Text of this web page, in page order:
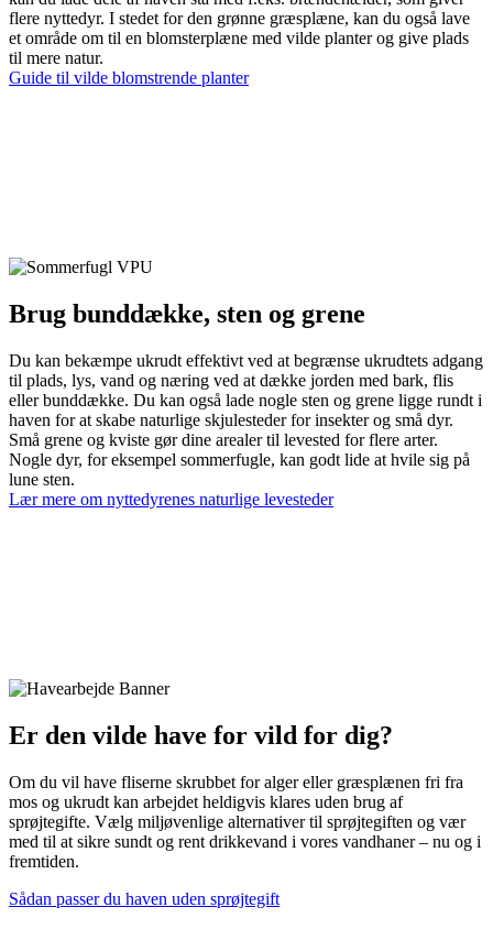
flere nyttedyr. I stedet for den grønne græsplæne, kan du også lave
et område om til en blomsterplæne med vilde planter og give plads
til mere natur.
Guide til vilde blomstrende planter
Brug bunddække, sten og grene
Du kan bekæmpe ukrudt effektivt ved at begrænse ukrudtets adgang
til plads, lys, vand og næring ved at dække jorden med bark, flis
eller bunddække. Du kan også lade nogle sten og grene ligge rundt i
haven for at skabe naturlige skjulesteder for insekter og små dyr.
Små grene og kviste gør dine arealer til levested for flere arter.
Nogle dyr, for eksempel sommerfugle, kan godt lide at hvile sig på
lune sten.
Lær mere om nyttedyrenes naturlige levesteder
Er den vilde have for vild for dig?
Om du vil have fliserne skrubbet for alger eller græsplænen fri fra
mos og ukrudt kan arbejdet heldigvis klares uden brug af
sprøjtegifte. Vælg miljøvenlige alternativer til sprøjtegiften og vær
med til at sikre sundt og rent drikkevand i vores vandhaner – nu og i
fremtiden.
Sådan passer du haven uden sprøjtegift